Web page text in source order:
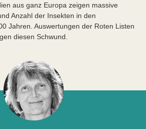
aus ganz Europa zeigen massive
Anzahl der Insekten in den
Jahren. Auswertungen der Roten Listen
diesen Schwund.